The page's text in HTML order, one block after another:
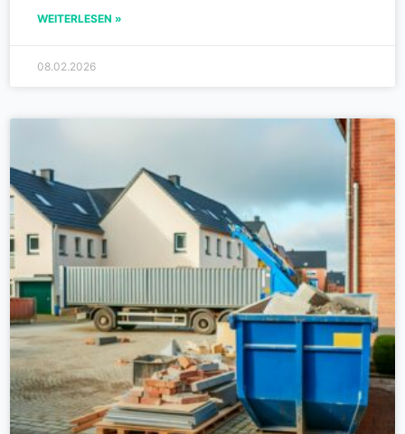
WEITERLESEN »
08.02.2026